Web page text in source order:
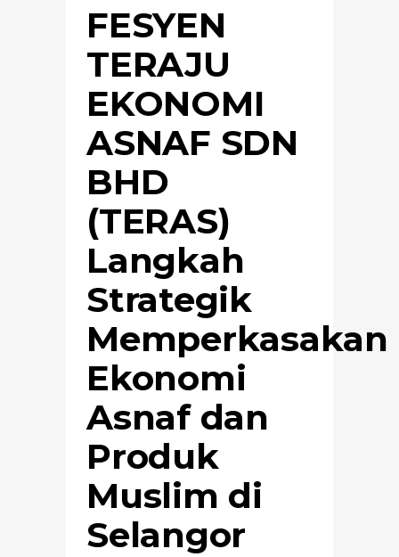
FESYEN
TERAJU
EKONOMI
ASNAF SDN
BHD
(TERAS)
Langkah
Strategik
Memperkasakan
Ekonomi
Asnaf dan
Produk
Muslim di
Selangor